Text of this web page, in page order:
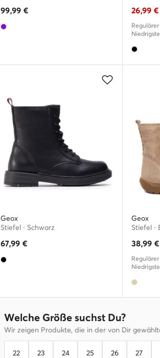
99,99 € 26,99 €
Regulärer
Geox
Stiefel · Schwarz
67,99 €
Geox
Stiefel ·
38,99 €
Regulärer
Welche Größe suchst Du?
Wir zeigen Produkte, die in der von Dir
22 23 24 25 26 27